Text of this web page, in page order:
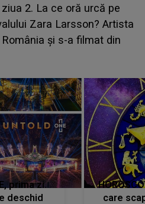
din "Casa Iubirii" l-a
CINE ESTE
Aflându-se în fața
IMEDIAT: "Am
prima zi.
deschid
care